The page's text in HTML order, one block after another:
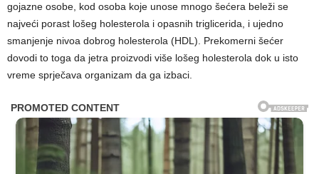
gojazne osobe, kod osoba koje unose mnogo šećera beleži se
najveći porast lošeg holesterola i opasnih triglicerida, i ujedno
smanjenje nivoa dobrog holesterola (HDL). Prekomerni šećer
dovodi to toga da jetra proizvodi više lošeg holesterola dok u isto
vreme sprječava organizam da ga izbaci.